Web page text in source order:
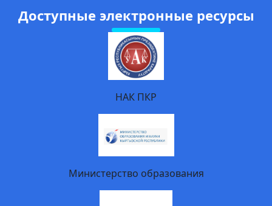
Доступные электронные ресурсы
НАК ПКР
Министерство образования